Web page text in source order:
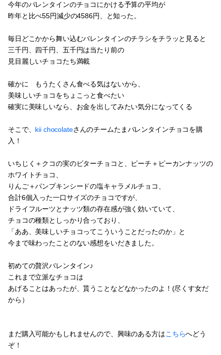
今年のバレンタインのチョコにかける予算の平均が
昨年と比べ55円減少の4586円、と知った。
毎日どこかから舞い込むバレンタインのチラシをチラッと見ると
三千円、四千円、五千円は当たり前の
見目麗しいチョコたち満載
確かに もうたくさん食べる気はないから、
美味しいチョコをちょこっと食べたい
確実に美味しいなら、お金を出してみたい気分になってくる
そこで、 kii chocolateさんのチームたまバレンタインチョコを購
入！
いちじく＋クコの実のビターチョコと、ピーチ＋ピーカンナッツの
ホワイトチョコ、
りんご＋パンプキンシードの塩キャラメルチョコ、
合計6個入った一口サイズのチョコですが、
ドライフルーツとナッツ類の存在感が強く効いていて、
チョコの種類としっかり合っており、
「ああ、美味しいチョコってこういうことだったのか」と
今まで味わったことのない感想をいだきました。
初めての贅沢バレンタイン♪
これまで立派なチョコは
あげることはあったが、貰うことなどなかったのよ！(尽くす女だ
から）
まだ購入可能かもしれませんので、興味のある方はこちらへどう
ぞ！